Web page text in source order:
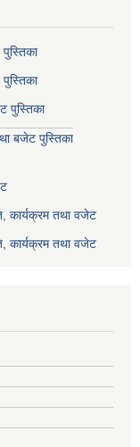
पुस्तिका
बजेट पुस्तिका
कार्यक्रम तथा वजेट
कार्यक्रम तथा वजेट